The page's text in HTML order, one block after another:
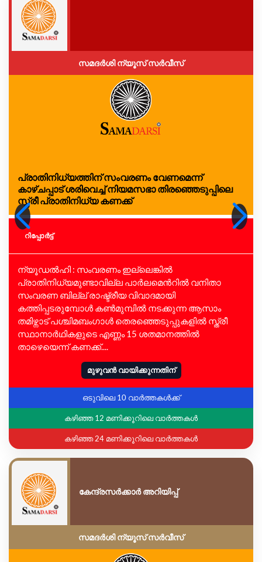
സമദർശി ന്യൂസ് സർവീസ്
പ്രാതിനിധ്യത്തിന് സംവരണം വേണമെന്ന്
കാഴ്ചപ്പാട് ശരിവെച്ച് നിയമസഭാ തിരഞ്ഞെടുപ്പിലെ
സ്ത്രീ പ്രാതിനിധ്യ കണക്ക്
റിപ്പോര്‍ട്ട്
ന്യൂഡൽഹി : സംവരണം ഇല്ലെങ്കിൽ
പ്രാതിനിധ്യമുണ്ടാവില്ല പാർലമെൻറിൽ വനിതാ
സംവരണ ബില്ല് രാഷ്ട്രീയ വിവാദമായി
കത്തിപ്പടരുമ്പോൾ കൺമുമ്പിൽ നടക്കുന്ന ആസാം
തമിഴ്നാട് പശ്ചിമബംഗാൾ തെരഞ്ഞെടുപ്പുകളിൽ സ്ത്രീ
സ്ഥാനാർഥികളുടെ എണ്ണം 15 ശതമാനത്തിൽ
താഴെയെന്ന് കണക്ക്....
മുഴുവൻ വായിക്കുന്നതിന്
ഒടുവിലെ 10 വാർത്തകൾക്ക്
കഴിഞ്ഞ 12 മണിക്കൂറിലെ വാർത്തകൾ
കഴിഞ്ഞ 24 മണിക്കൂറിലെ വാർത്തകൾ
കേന്ദ്രസർക്കാർ അറിയിപ്പ്
സമദർശി ന്യൂസ് സർവീസ്